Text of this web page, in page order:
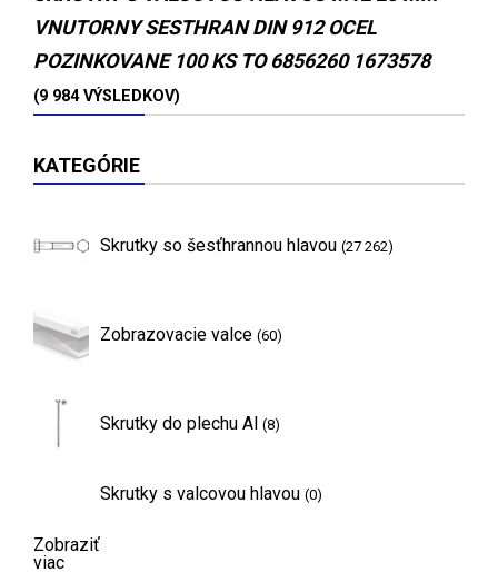
VNUTORNY SESTHRAN DIN 912 OCEL
POZINKOVANE 100 KS TO 6856260 1673578
(9 984 VÝSLEDKOV)
KATEGÓRIE
Skrutky so šesťhrannou hlavou (27 262)
Zobrazovacie valce (60)
Skrutky do plechu Al (8)
Skrutky s valcovou hlavou (0)
Zobraziť
viac